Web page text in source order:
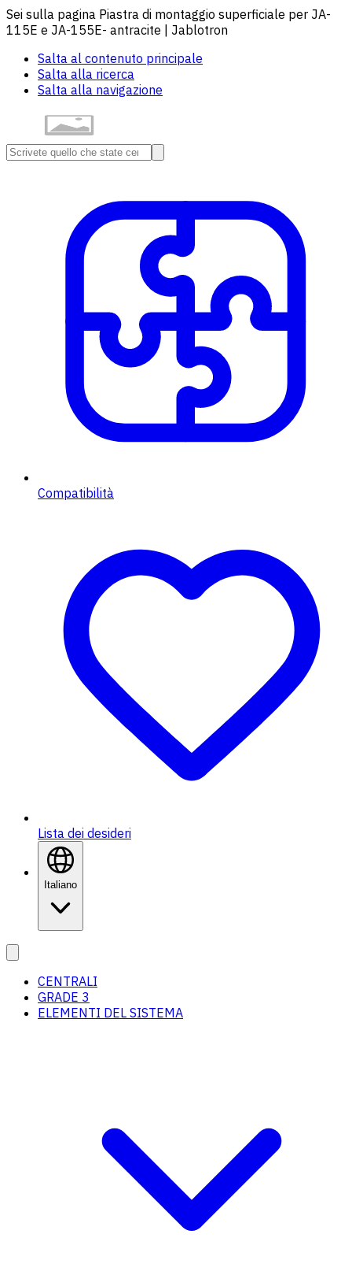
Sei sulla pagina Piastra di montaggio superficiale per JA-
115E e JA-155E- antracite | Jablotron
Salta al contenuto principale
Salta alla ricerca
Salta alla navigazione
Compatibilità
Lista dei desideri
Italiano
CENTRALI
GRADE 3
ELEMENTI DEL SISTEMA